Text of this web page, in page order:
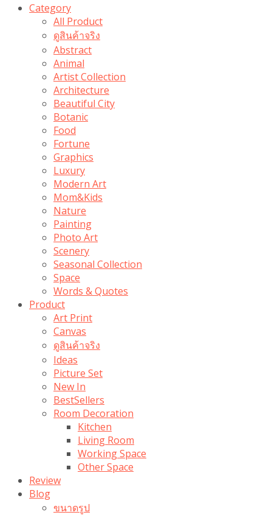
Category
All Product
ดูสินค้าจริง
Abstract
Animal
Artist Collection
Architecture
Beautiful City
Botanic
Food
Fortune
Graphics
Luxury
Modern Art
Mom&Kids
Nature
Painting
Photo Art
Scenery
Seasonal Collection
Space
Words & Quotes
Product
Art Print
Canvas
ดูสินค้าจริง
Ideas
Picture Set
New In
BestSellers
Room Decoration
Kitchen
Living Room
Working Space
Other Space
Review
Blog
ขนาดรูป